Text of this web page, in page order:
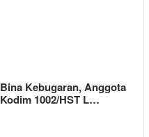
Bina Kebugaran, Anggota
Kodim 1002/HST L…